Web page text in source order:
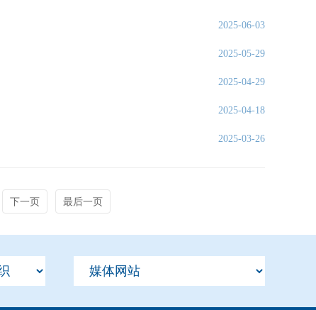
2025-06-03
2025-05-29
2025-04-29
2025-04-18
2025-03-26
下一页 最后一页